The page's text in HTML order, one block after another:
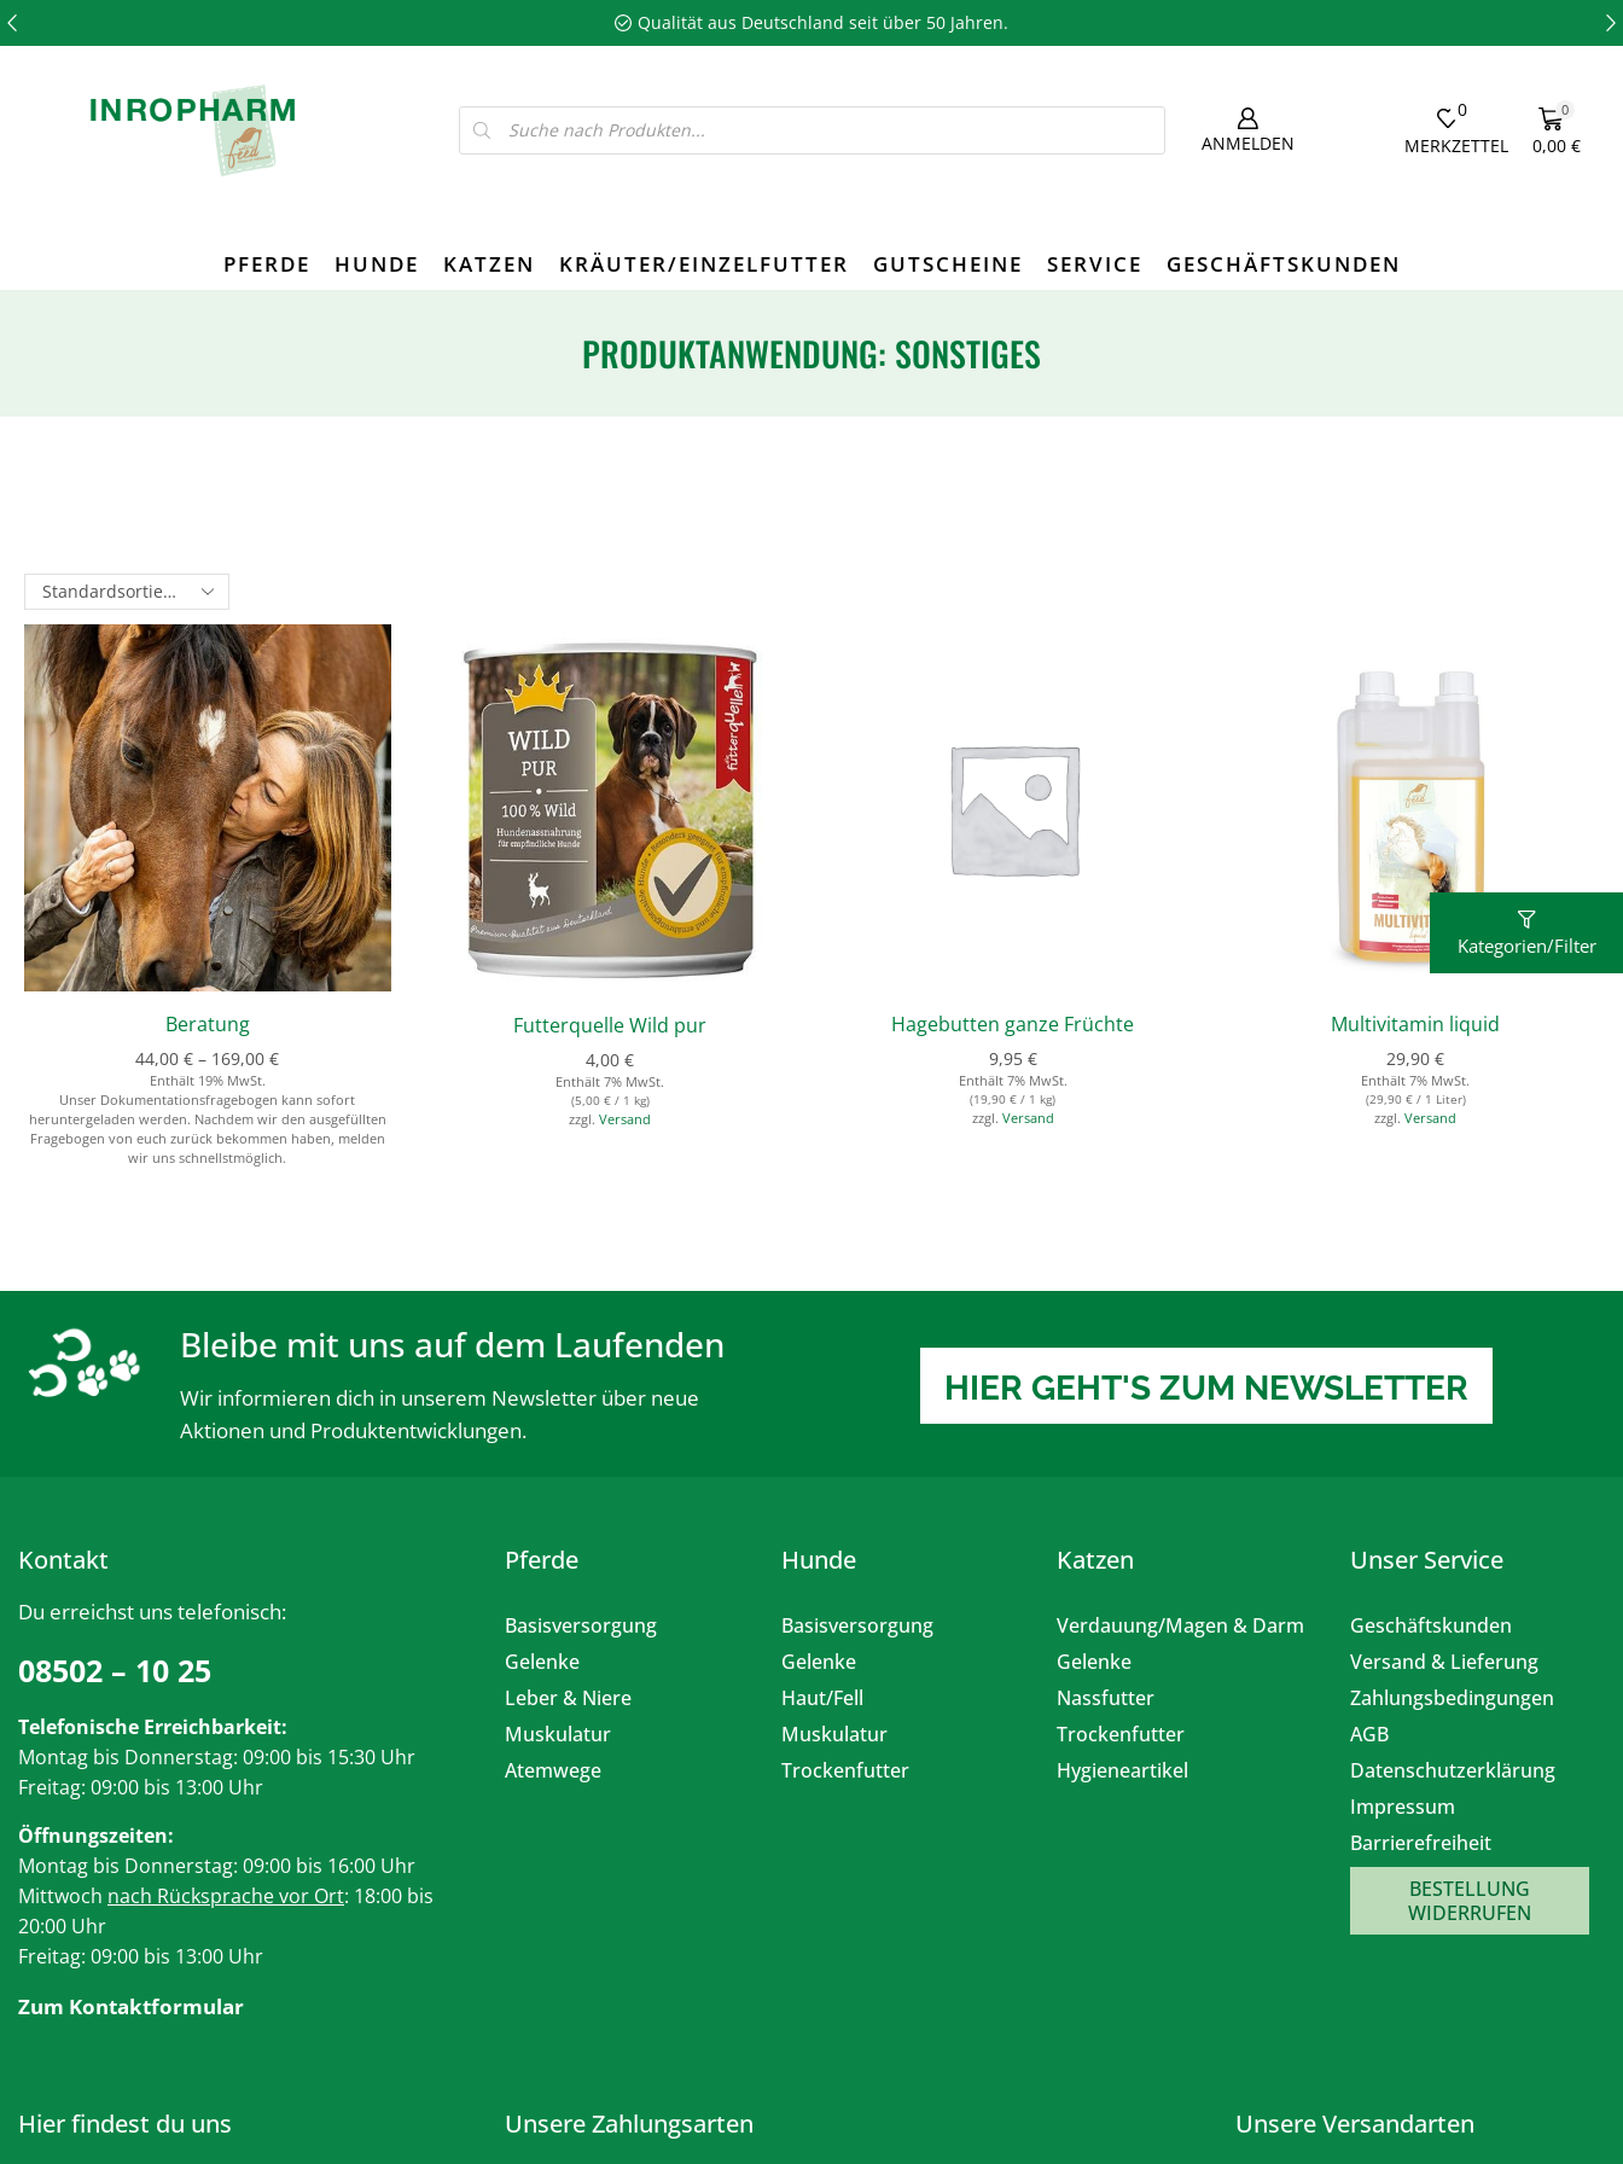
Qualität aus Deutschland seit über 50 Jahren.
ANMELDEN
0
MERKZETTEL
0
0,00 €
PFERDE HUNDE KATZEN KRÄUTER/EINZELFUTTER GUTSCHEINE SERVICE GESCHÄFTSKUNDEN
PRODUKTANWENDUNG: SONSTIGES
Beratung
44,00€ – 169,00€
Enthält 19% MwSt.
Unser Dokumentationsfragebogen kann sofort
heruntergeladen werden. Nachdem wir den ausgefüllten
Fragebogen von euch zurück bekommen haben, melden
wir uns schnellstmöglich.
Futterquelle Wild pur
4,00€
Enthält 7% MwSt.
(5,00 €/ 1 kg)
zzgl.Versand
Hagebutten ganze Früchte
9,95 €
Enthält 7% MwSt.
(19,90€ / 1 kg)
zzgl. Versand
Multivitamin liquid
29,90€
Enthält 7% MwSt.
(29,90 €/ 1 Liter)
zzgl.Versand
Kategorien/Filter
Bleibe mit uns auf dem Laufenden
Wir informieren dich in unserem Newsletter über neue
Aktionen und Produktentwicklungen.
HIER GEHT'S ZUM NEWSLETTER
Kontakt
Du erreichst uns telefonisch:
08502 – 10 25
Telefonische Erreichbarkeit:
Montag bis Donnerstag: 09:00 bis 15:30 Uhr
Freitag: 09:00 bis 13:00 Uhr
Öffnungszeiten:
Montag bis Donnerstag: 09:00 bis 16:00 Uhr
Mittwoch nach Rücksprache vor Ort: 18:00 bis
20:00 Uhr
Freitag: 09:00 bis 13:00 Uhr
Zum Kontaktformular
Pferde
Basisversorgung
Gelenke
Leber & Niere
Muskulatur
Atemwege
Hunde
Basisversorgung
Gelenke
Haut/Fell
Muskulatur
Trockenfutter
Katzen
Verdauung/Magen & Darm
Gelenke
Nassfutter
Trockenfutter
Hygieneartikel
Unser Service
Geschäftskunden
Versand & Lieferung
Zahlungsbedingungen
AGB
Datenschutzerklärung
Impressum
Barrierefreiheit
BESTELLUNG
WIDERRUFEN
Hier findest du uns Unsere Zahlungsarten Unsere Versandarten